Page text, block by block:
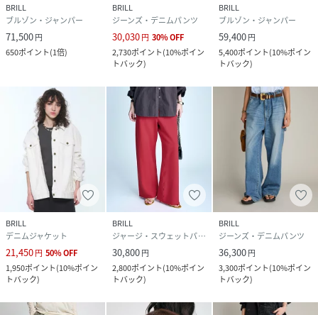
BRILL
ブルゾン・ジャンパー
71,500円
650ポイント(1倍)
BRILL
ジーンズ・デニムパンツ
30,030円 30%OFF
2,730ポイント(10%ポイン
トバック)
BRILL
ブルゾン・ジャンパー
59,400円
5,400ポイント(10%ポイン
トバック)
BRILL
デニムジャケット
21,450円 50%OFF
1,950ポイント(10%ポイン
トバック)
BRILL
ジャージ・スウェットパンツ
30,800円
2,800ポイント(10%ポイン
トバック)
BRILL
ジーンズ・デニムパンツ
36,300円
3,300ポイント(10%ポイン
トバック)